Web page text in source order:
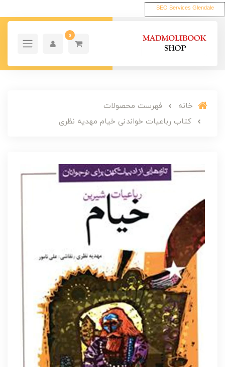
SEO Services Glendale
0
خانه
فهرست محصولات
کتاب رباعیات خواندنی خیام مهدیه نظری